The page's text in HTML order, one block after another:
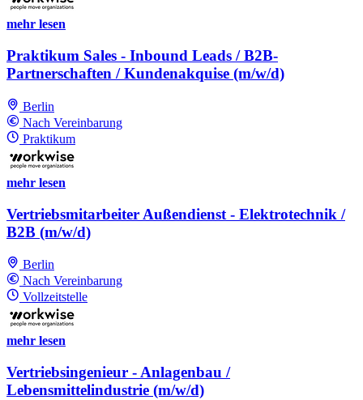
mehr lesen
Praktikum Sales - Inbound Leads / B2B-
Partnerschaften / Kundenakquise (m/w/d)
Berlin
Nach Vereinbarung
Praktikum
mehr lesen
Vertriebsmitarbeiter Außendienst - Elektrotechnik /
B2B (m/w/d)
Berlin
Nach Vereinbarung
Vollzeitstelle
mehr lesen
Vertriebsingenieur - Anlagenbau /
Lebensmittelindustrie (m/w/d)